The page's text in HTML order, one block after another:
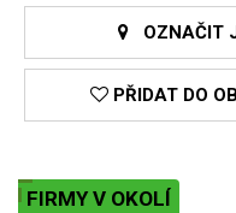
OZNAČIT
PŘIDAT DO
FIRMY V OKOLÍ